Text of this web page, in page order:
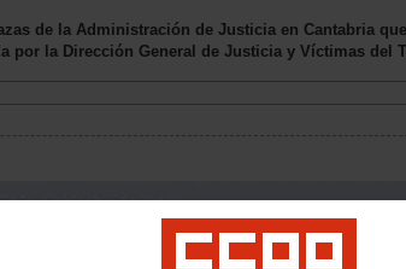
de la Administración de Justicia en Cantabria
por la Dirección General de Justicia y Víctimas del